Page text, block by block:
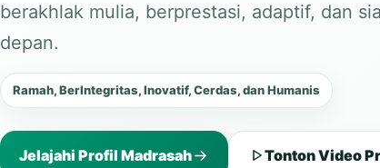
berakhlak mulia, berprestasi, adaptif, dan
depan.
Ramah, BerIntegritas, Inovatif, Cerdas, dan Humanis
Jelajahi Profil Madrasah Tonton Video